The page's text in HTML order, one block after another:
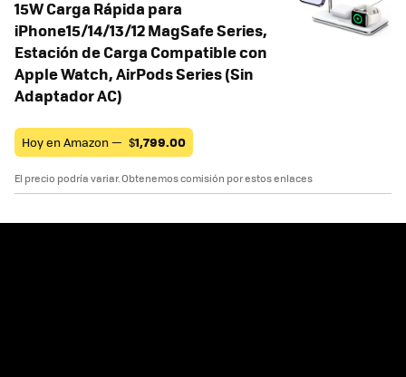
15W Carga Rápida para
iPhone15/14/13/12 MagSafe Series,
Estación de Carga Compatible con
Apple Watch, AirPods Series (Sin
Adaptador AC)
Hoy en Amazon — $1,799.00
El precio podría variar. Obtenemos comisión por estos enlaces